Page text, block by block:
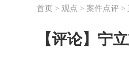
首页 > 观点 > 案件点评 >
【评论】宁